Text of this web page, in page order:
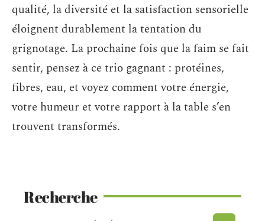
qualité, la diversité et la satisfaction sensorielle
éloignent durablement la tentation du
grignotage. La prochaine fois que la faim se fait
sentir, pensez à ce trio gagnant : protéines,
fibres, eau, et voyez comment votre énergie,
votre humeur et votre rapport à la table s’en
trouvent transformés.
Recherche